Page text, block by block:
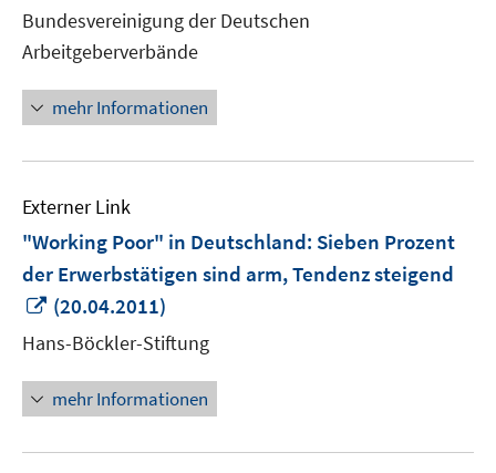
Bundesvereinigung der Deutschen
Arbeitgeberverbände
mehr Informationen
Externer Link
"Working Poor" in Deutschland: Sieben Prozent
der Erwerbstätigen sind arm, Tendenz steigend
In
neuem
Fenster
öffnen
(20.04.2011)
Hans-Böckler-Stiftung
mehr Informationen